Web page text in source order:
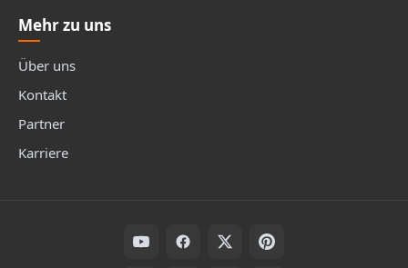
Mehr zu uns
Über uns
Kontakt
Partner
Karriere
Folge uns auf Social Media